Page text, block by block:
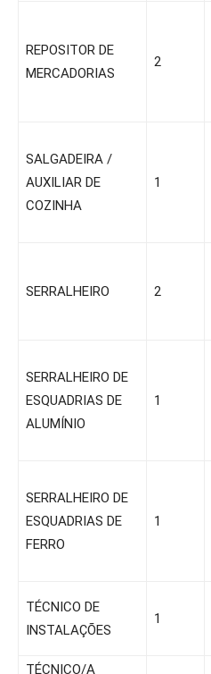
REPOSITOR DE
MERCADORIAS
2
SALGADEIRA /
AUXILIAR DE
COZINHA
1
SERRALHEIRO 2
SERRALHEIRO DE
ESQUADRIAS DE
ALUMÍNIO
1
SERRALHEIRO DE
ESQUADRIAS DE
FERRO
1
TÉCNICO DE
INSTALAÇÕES
1
TÉCNICO/A